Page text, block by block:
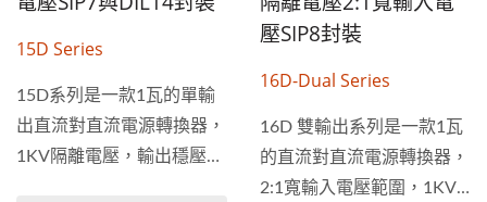
15D Series
15D系列是一款1瓦的單輸
出直流對直流電源轉換器，
1KV隔離電壓，輸出穩壓
壓SIP8封裝
16D-Dual Series
16D 雙輸出系列是一款1瓦
的直流對直流電源轉換器，
2:1寬輸入電壓範圍，1KV